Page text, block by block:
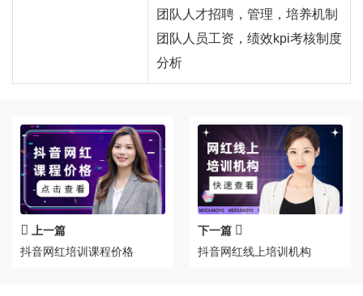
团队人才招聘，管理，培养机制
团队人员工资，绩效kpi考核制度
分析
上一篇
抖音网红培训课程价格
下一篇
抖音网红线上培训机构